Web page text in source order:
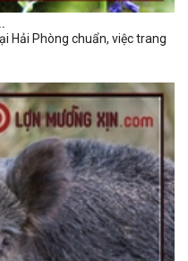
Hải Phòng chuẩn, việc trang